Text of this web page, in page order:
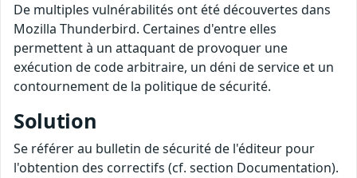
De multiples vulnérabilités ont été découvertes dans
Mozilla Thunderbird. Certaines d'entre elles
permettent à un attaquant de provoquer une
exécution de code arbitraire, un déni de service et un
contournement de la politique de sécurité.
Solution
Se référer au bulletin de sécurité de l'éditeur pour
l'obtention des correctifs (cf. section Documentation).